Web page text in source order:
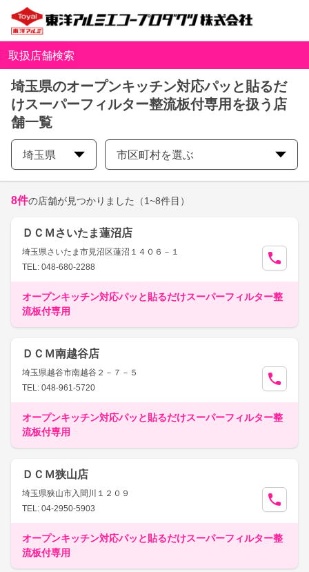
取扱店舗検索
埼玉県のオープンキッチン対応パッと貼るだ
けスーパーフィルター整流板付専用を扱う店
舗一覧
埼玉県 市区町村を選ぶ
8件の店舗が見つかりました （1~8件目）
ＤＣＭさいたま蓮沼店
埼玉県さいたま市見沼区蓮沼１４０６－１
TEL: 048-680-2288
オープンキッチン対応パッと貼るだけスーパーフィルター整
流板付専用
ＤＣＭ南越谷店
埼玉県越谷市南越谷２－７－５
TEL: 048-961-5720
オープンキッチン対応パッと貼るだけスーパーフィルター整
流板付専用
ＤＣＭ狭山店
埼玉県狭山市入間川１２０９
TEL: 04-2950-5903
オープンキッチン対応パッと貼るだけスーパーフィルター整
流板付専用